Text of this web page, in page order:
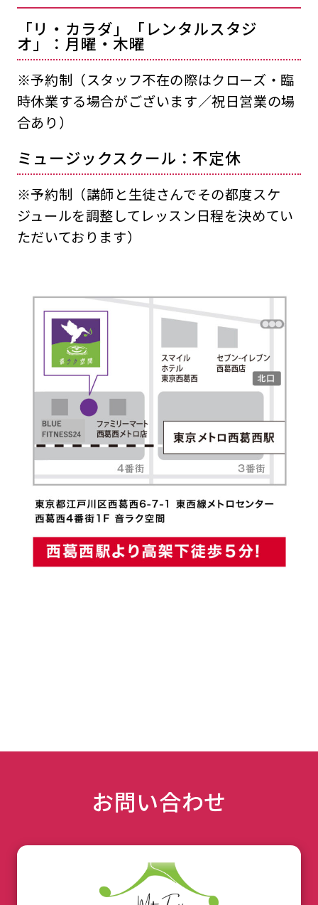
「リ・カラダ」「レンタルスタジ
オ」：月曜・木曜
※予約制（スタッフ不在の際はクローズ・臨
時休業する場合がございます／祝日営業の場
合あり）
ミュージックスクール：不定休
※予約制（講師と生徒さんでその都度スケ
ジュールを調整してレッスン日程を決めてい
ただいております）
お問い合わせ